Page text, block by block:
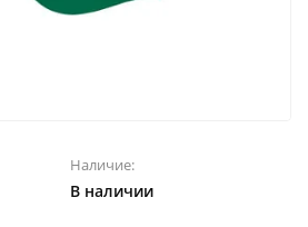
Наличие:
В наличии